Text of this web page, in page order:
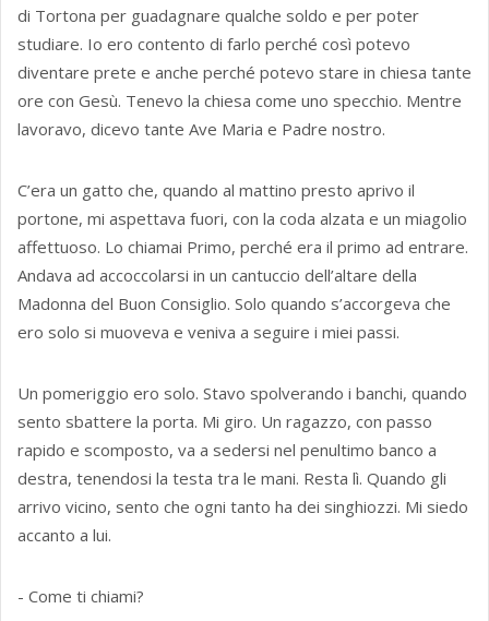
di Tortona per guadagnare qualche soldo e per poter
studiare. Io ero contento di farlo perché così potevo
diventare prete e anche perché potevo stare in chiesa tante
ore con Gesù. Tenevo la chiesa come uno specchio. Mentre
lavoravo, dicevo tante Ave Maria e Padre nostro.
C’era un gatto che, quando al mattino presto aprivo il
portone, mi aspettava fuori, con la coda alzata e un miagolio
affettuoso. Lo chiamai Primo, perché era il primo ad entrare.
Andava ad accoccolarsi in un cantuccio dell’altare della
Madonna del Buon Consiglio. Solo quando s’accorgeva che
ero solo si muoveva e veniva a seguire i miei passi.
Un pomeriggio ero solo. Stavo spolverando i banchi, quando
sento sbattere la porta. Mi giro. Un ragazzo, con passo
rapido e scomposto, va a sedersi nel penultimo banco a
destra, tenendosi la testa tra le mani. Resta lì. Quando gli
arrivo vicino, sento che ogni tanto ha dei singhiozzi. Mi siedo
accanto a lui.
- Come ti chiami?